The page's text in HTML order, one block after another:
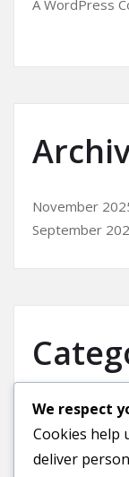
A WordPress
November
September
Uncategorized
We respect
Cookies help
deliver